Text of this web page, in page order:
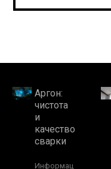
Аргон:
чистота
и
качество
сварки
Информац